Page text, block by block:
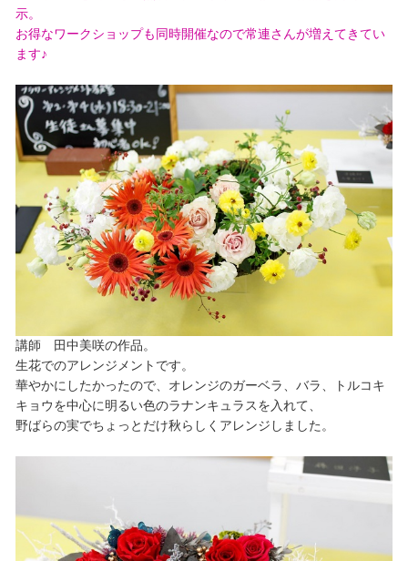
示。
お得なワークショップも同時開催なので常連さんが増えてきてい
ます♪
講師 田中美咲の作品。
生花でのアレンジメントです。
華やかにしたかったので、オレンジのガーベラ、バラ、トルコキ
キョウを中心に明るい色のラナンキュラスを入れて、
野ばらの実でちょっとだけ秋らしくアレンジしました。